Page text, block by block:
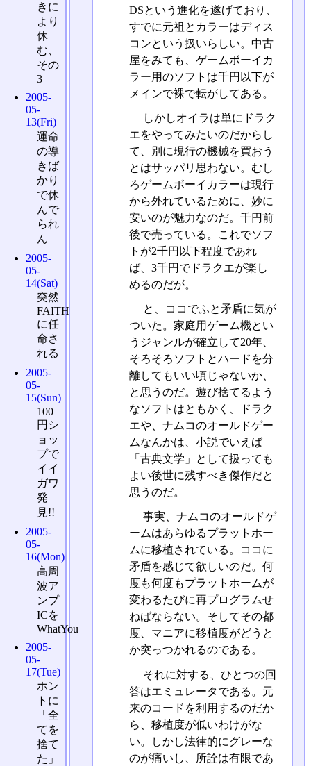
DSという進化を遂げており、
すでに元祖とカラーはディス
コンという扱いらしい。中古
屋をみても、ゲームボーイカ
ラー用のソフトは千円以下が
メインで裸で転がしてある。
しかしオイラは単にドラク
エをやってみたいのだからし
て、別に現行の機械を買おう
とはサッパリ思わない。むし
ろゲームボーイカラーは現行
から外れているために、妙に
安いのが魅力なのだ。千円前
後で売っている。これでソフ
トが2千円以下程度であれ
ば、3千円でドラクエが楽し
めるのだが。
と、ココでふと矛盾に気が
ついた。家庭用ゲーム機とい
うジャンルが確立して20年、
そろそろソフトとハードを分
離してもいい頃じゃないか、
と思うのだ。遊び捨てるよう
なソフトはともかく、ドラク
エや、ナムコのオールドゲー
ムなんかは、小説でいえば
「古典文学」として扱っても
よい後世に残すべき傑作だと
思うのだ。
事実、ナムコのオールドゲ
ームはあらゆるプラットホー
ムに移植されている。ココに
矛盾を感じて欲しいのだ。何
度も何度もプラットホームが
変わるたびに再プログラムせ
ねばならない。そしてその都
度、マニアに移植度がどうと
か突っつかれるのである。
それに対する、ひとつの回
答はエミュレータである。元
来のコードを利用するのだか
ら、移植度が低いわけがな
い。しかし法律的にグレーな
のが痛いし、所詮は有限であ
きに
より
休
む、
その
3
2005-
05-
13(Fri)
運命
の導
きば
かり
で休
んで
られ
ん
2005-
05-
14(Sat)
突然
FAITH
に任
命さ
れる
2005-
05-
15(Sun)
100
円シ
ョッ
プで
イイ
ガワ
発
見!!
2005-
05-
16(Mon)
高周
波ア
ンプ
ICを
WhatYou
2005-
05-
17(Tue)
ホン
トに
「全
てを
捨て
た」